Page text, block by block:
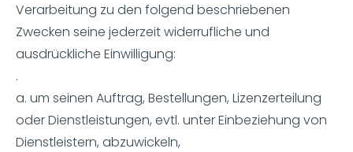
Verarbeitung zu den folgend beschriebenen
Zwecken seine jederzeit widerrufliche und
ausdrückliche Einwilligung:
.
a. um seinen Auftrag, Bestellungen, Lizenzerteilung
oder Dienstleistungen, evtl. unter Einbeziehung von
Dienstleistern, abzuwickeln,